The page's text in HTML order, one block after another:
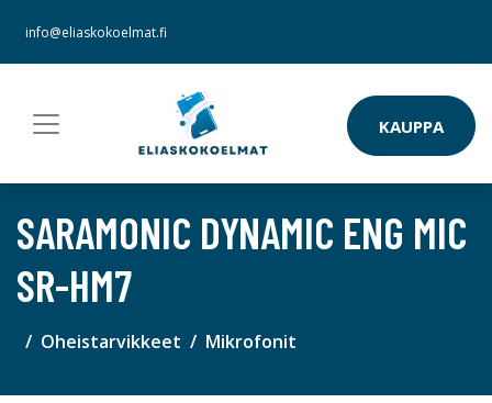
info@eliaskokoelmat.fi
KAUPPA
SARAMONIC DYNAMIC ENG MIC
SR-HM7
Oheistarvikkeet Mikrofonit